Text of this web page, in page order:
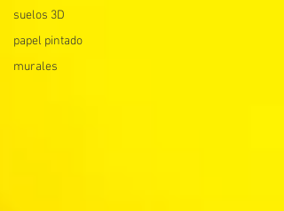
suelos 3D
papel pintado
murales